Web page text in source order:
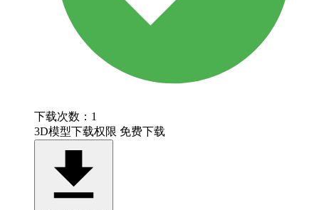
下载次数：1
3D模型下载权限 免费下载